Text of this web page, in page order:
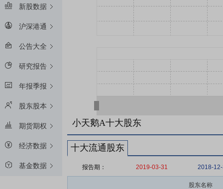
新股数据
沪深港通
公告大全
研究报告
年报季报
股东股本
期货期权
经济数据
基金数据
小天鹅A十大股东
十大流通股东
报告期： 2019-03-31 2018-
股东名称